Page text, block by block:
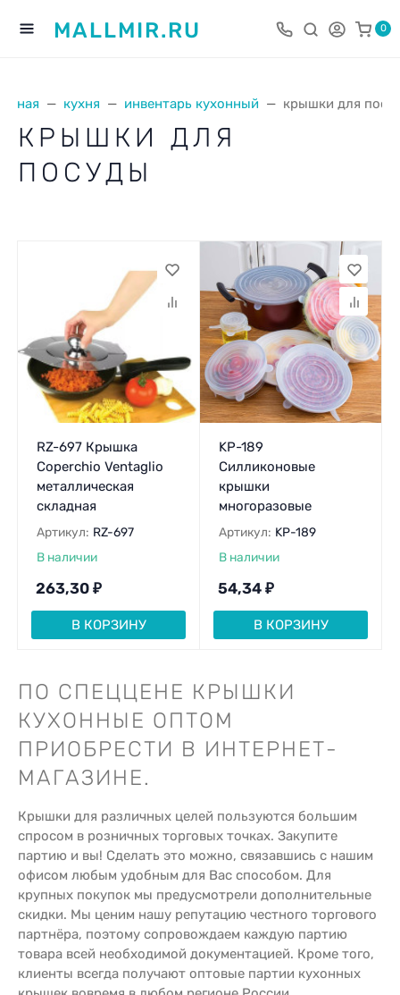
MALLMIR.RU 0
кухня инвентарь кухонный крышки для
КРЫШКИ ДЛЯ
ПОСУДЫ
RZ-697 Крышка
Coperchio Ventaglio
металлическая
складная
Артикул: RZ-697
В наличии
263,30 ₽
В КОРЗИНУ
KP-189
Силликоновые
крышки
многоразовые
Артикул: KP-189
В наличии
54,34 ₽
В КОРЗИНУ
ПО СПЕЦЦЕНЕ КРЫШКИ
КУХОННЫЕ ОПТОМ
ПРИОБРЕСТИ В ИНТЕРНЕТ-
МАГАЗИНЕ.
Крышки для различных целей пользуются большим
спросом в розничных торговых точках. Закупите
партию и вы! Сделать это можно, связавшись с нашим
офисом любым удобным для Вас способом. Для
крупных покупок мы предусмотрели дополнительные
скидки. Мы ценим нашу репутацию честного торгового
партнёра, поэтому сопровождаем каждую партию
товара всей необходимой документацией. Кроме того,
клиенты всегда получают оптовые партии кухонных